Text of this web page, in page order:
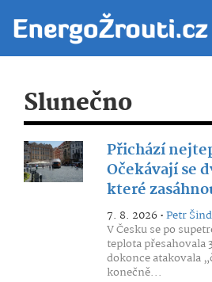
Slunečno
Přichází
Očekávají se
které
7. 8. 2026 •Petr
V Česku se po
teplota přesahovala
dokonce atakovala
konečně...